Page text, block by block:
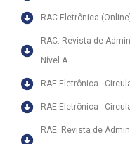
RAC Eletrônica
RAC. Revista de
Nível A
RAE Eletrônica -
RAE Eletrônica -
RAE. Revista de